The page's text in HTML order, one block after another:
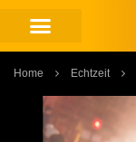
Home Echtzeit